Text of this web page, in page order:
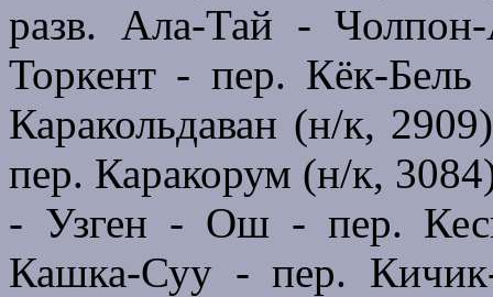
разв. Ала-Тай -
Торкент - пер. Кёк-
Каракольдаван (н/к,
пер. Каракорум (н/к,
- Узген - Ош - пер.
Кашка-Суу - пер.